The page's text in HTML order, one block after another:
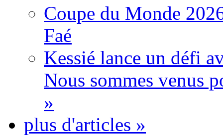
Coupe du Monde
Faé
Kessié lance un défi
Nous sommes venus
»
plus d'articles »